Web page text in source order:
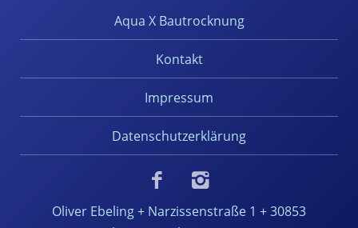
Aqua X Bautrocknung
Kontakt
Impressum
Datenschutzerklärung
Oliver Ebeling + Narzissenstraße 1 + 30853